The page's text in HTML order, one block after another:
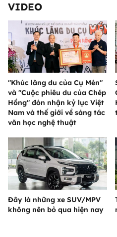
VIDEO
"Khúc lãng du của Cụ Mén"
và "Cuộc phiêu du của Chép
Hồng" đón nhận kỷ lục Việt
Nam và thế giới về sáng tác
văn học nghệ thuật
Đây là những xe SUV/MPV
không nên bỏ qua hiện nay